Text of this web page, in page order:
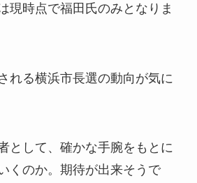
現時点で福田氏のみとなりま
れる横浜市長選の動向が気に
として、確かな手腕をもとに
くのか。期待が出来そうで